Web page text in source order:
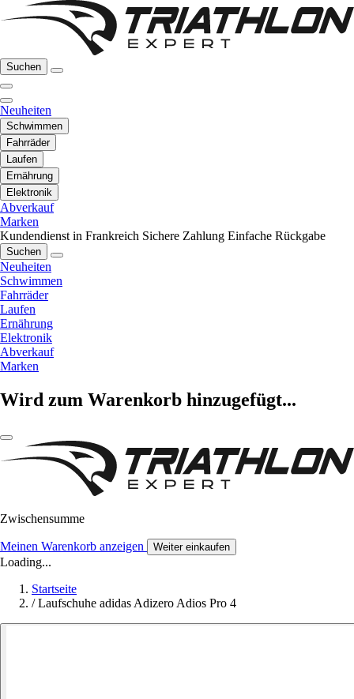
Suchen
Neuheiten
Schwimmen
Fahrräder
Laufen
Ernährung
Elektronik
Abverkauf
Marken
Kundendienst in Frankreich Sichere Zahlung Einfache Rückgabe
Suchen
Neuheiten
Schwimmen
Fahrräder
Laufen
Ernährung
Elektronik
Abverkauf
Marken
Wird zum Warenkorb hinzugefügt...
Zwischensumme
Meinen Warenkorb anzeigen Weiter einkaufen
Loading...
Startseite
/ Laufschuhe adidas Adizero Adios Pro 4